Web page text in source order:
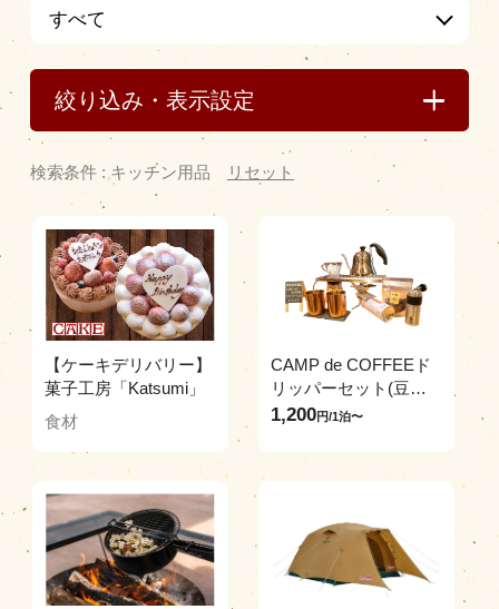
ご予約の前に
営業時間|お知らせ
すべて
レンタル
食材の注文
絞り込み・表示設定
検索条件 : キッチン用品 リセット
【ケーキデリバリー】
菓子工房「Katsumi」
食材
CAMP de COFFEEド
リッパーセット(豆付
き)
1,200円/1泊〜